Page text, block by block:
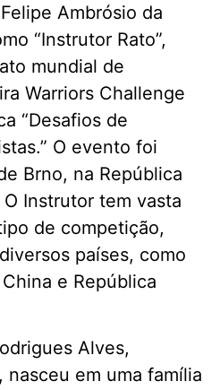
Ambrósio da
“Instrutor Rato”,
mundial de
Warriors Challenge
“Desafios de
O evento foi
Brno, na República
Instrutor tem vasta
de competição,
países, como
e República
Alves,
em uma família